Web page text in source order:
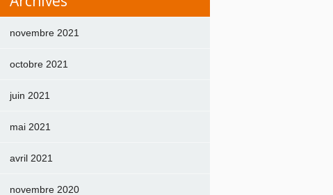
novembre 2021
octobre 2021
juin 2021
mai 2021
avril 2021
novembre 2020